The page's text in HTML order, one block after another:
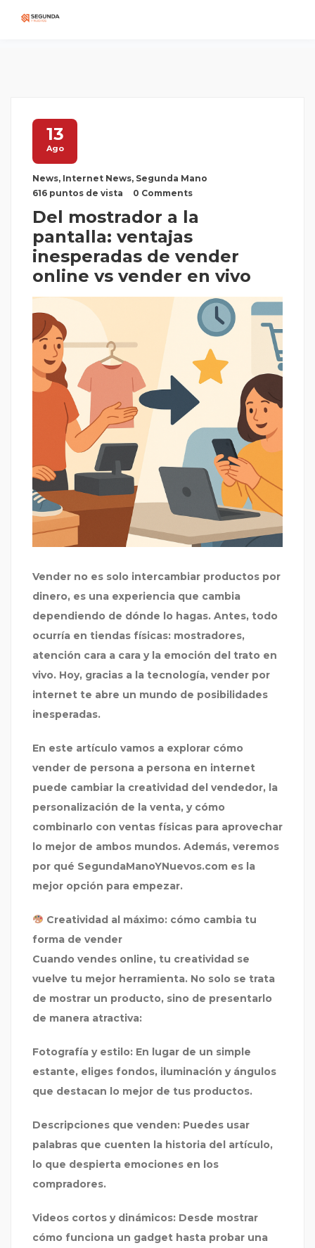
13
Ago
News, Internet News, Segunda Mano
616 puntos de vista
0 Comments
Del mostrador a la
pantalla: ventajas
inesperadas de vender
online vs vender en vivo
Vender no es solo intercambiar productos por
dinero, es una experiencia que cambia
dependiendo de dónde lo hagas. Antes, todo
ocurría en tiendas físicas: mostradores,
atención cara a cara y la emoción del trato en
vivo. Hoy, gracias a la tecnología, vender por
internet te abre un mundo de posibilidades
inesperadas.
En este artículo vamos a explorar cómo
vender de persona a persona en internet
puede cambiar la creatividad del vendedor, la
personalización de la venta, y cómo
combinarlo con ventas físicas para aprovechar
lo mejor de ambos mundos. Además, veremos
por qué SegundaManoYNuevos.com es la
mejor opción para empezar.
Creatividad al máximo: cómo cambia tu
forma de vender
Cuando vendes online, tu creatividad se
vuelve tu mejor herramienta. No solo se trata
de mostrar un producto, sino de presentarlo
de manera atractiva:
Fotografía y estilo: En lugar de un simple
estante, eliges fondos, iluminación y ángulos
que destacan lo mejor de tus productos.
Descripciones que venden: Puedes usar
palabras que cuenten la historia del artículo,
lo que despierta emociones en los
compradores.
Videos cortos y dinámicos: Desde mostrar
cómo funciona un gadget hasta probar una